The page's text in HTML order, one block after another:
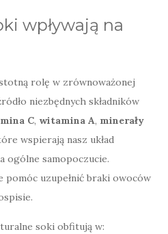
wpływają na
rolę w zrównoważonej
niezbędnych składników
C, witamina A, minerały
wspierają nasz układ
ogólne samopoczucie.
pomóc uzupełnić braki owoców
soki obfitują w: